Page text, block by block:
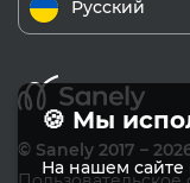
Русский
© Sanely 2017 –
🍪 Мы
На нашем сайте